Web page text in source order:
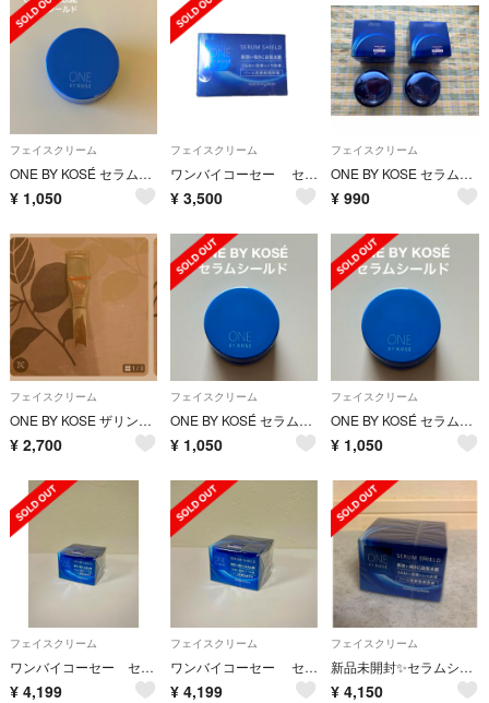
フェイスクリーム
ONE BY KOSÉ セラムシールド 薬用バーム状美容液 6g
¥ 1,050
フェイスクリーム
ワンバイコーセー セラムシールド 40g
¥ 3,500
フェイスクリーム
ONE BY KOSE セラムシールド 薬用バーム状美容液40g 空容器2セット
¥ 990
フェイスクリーム
ONE BY KOSE ザリンクレスS 中古
¥ 2,700
フェイスクリーム
ONE BY KOSÉ セラムシールド 薬用バーム状美容液 6g
¥ 1,050
フェイスクリーム
ONE BY KOSÉ セラムシールド 薬用バーム状美容液 6g
¥ 1,050
フェイスクリーム
ワンバイコーセー セラムシールド 40g
¥ 4,199
フェイスクリーム
ワンバイコーセー セラムシールド 40g
¥ 4,199
フェイスクリーム
新品未開封✨セラムシールド
¥ 4,150